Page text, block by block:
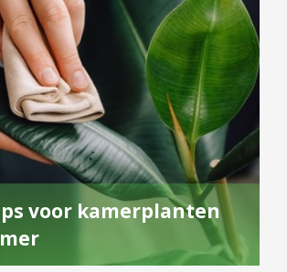
voor kamerplanten